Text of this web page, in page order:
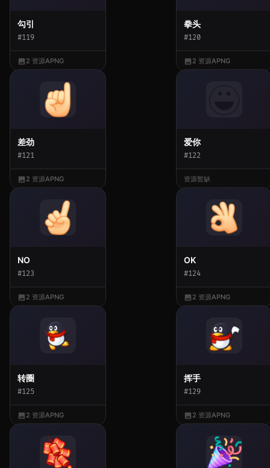
勾引
#119
2 资源APNG
拳头
#120
2 资源APNG
差劲
#121
2 资源APNG
爱你
#122
资源暂缺
NO
#123
2 资源APNG
OK
#124
2 资源APNG
转圈
#125
2 资源APNG
挥手
#129
2 资源APNG